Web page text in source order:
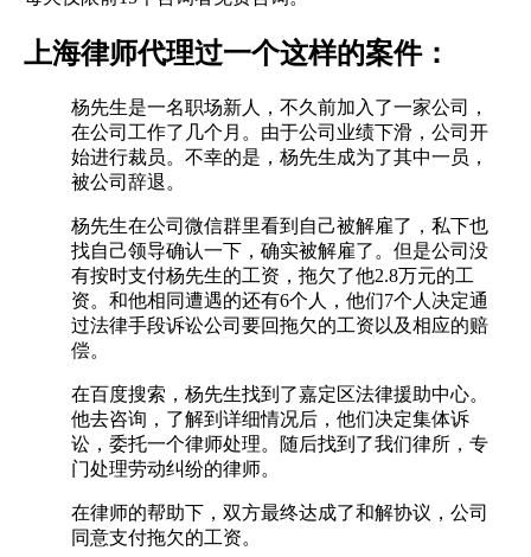
上海律师代理过一个这样的案件：
杨先生是一名职场新人，不久前加入了一家公司，
在公司工作了几个月。由于公司业绩下滑，公司开
始进行裁员。不幸的是，杨先生成为了其中一员，
被公司辞退。
杨先生在公司微信群里看到自己被解雇了，私下也
找自己领导确认一下，确实被解雇了。但是公司没
有按时支付杨先生的工资，拖欠了他2.8万元的工
资。和他相同遭遇的还有6个人，他们7个人决定通
过法律手段诉讼公司要回拖欠的工资以及相应的赔
偿。
在百度搜索，杨先生找到了嘉定区法律援助中心。
他去咨询，了解到详细情况后，他们决定集体诉
讼，委托一个律师处理。随后找到了我们律所，专
门处理劳动纠纷的律师。
在律师的帮助下，双方最终达成了和解协议，公司
同意支付拖欠的工资。